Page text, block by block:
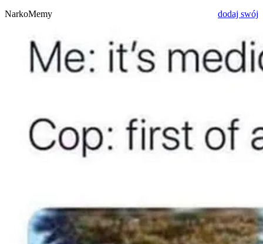
NarkoMemy
dodaj swój